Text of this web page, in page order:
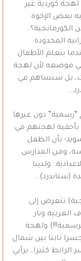
كوردية غير
بعض الإخوة
الكورمانجية؟…
المحدودة
يتعلم الأطفال
في موضعه لأن لهجة
بل ستساهم في
“رسمية” دون غيرها
بأحقية لهجتهم في
بأن الطفل
ومن المدارس
(ستاندرد)…
تتعرض إلى
العربية ونار
ولهجة
ثابتا بين شمال
كثيرا…برأيي